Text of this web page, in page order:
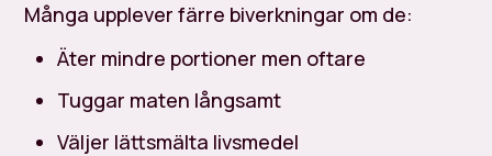
Många upplever färre biverkningar om de:
Äter mindre portioner men oftare
Tuggar maten långsamt
Väljer lättsmälta livsmedel